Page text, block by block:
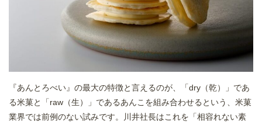
『あんとろべい』の最大の特徴と言えるのが、「dry（乾）」であ
る米菓と「raw（生）」であるあんこを組み合わせるという、米菓
業界では前例のない試みです。川井社長はこれを「相容れない素